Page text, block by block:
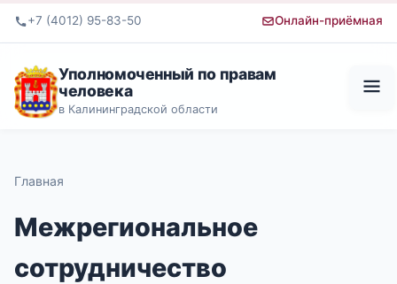
+7 (4012) 95-83-50 Онлайн-приёмная
Уполномоченный по правам
человека
в Калининградской области
Главная
Межрегиональное
сотрудничество